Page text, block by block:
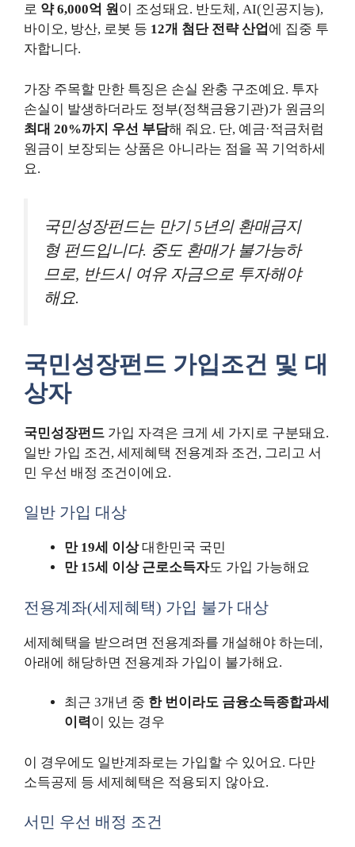
로 약 6,000억 원이 조성돼요. 반도체, AI(인공지능),
바이오, 방산, 로봇 등 12개 첨단 전략 산업 에 집중 투
자합니다.
가장 주목할 만한 특징은 손실 완충 구조예요. 투자
손실이 발생하더라도 정부(정책금융기관)가 원금의
최대 20%까지 우선 부담해 줘요. 단, 예금·적금처럼
원금이 보장되는 상품은 아니라는 점을 꼭 기억하세
요.
국민성장펀드는 만기 5년의 환매금지
형 펀드입니다. 중도 환매가 불가능하
므로, 반드시 여유 자금으로 투자해야
해요.
국민성장펀드 가입조건 및 대
상자
국민성장펀드 가입 자격은 크게 세 가지로 구분돼요.
일반 가입 조건, 세제혜택 전용계좌 조건, 그리고 서
민 우선 배정 조건이에요.
일반 가입 대상
만 19세 이상대한민국 국민
만 15세 이상 근로소득자도 가입 가능해요
전용계좌(세제혜택) 가입 불가 대상
세제혜택을 받으려면 전용계좌를 개설해야 하는데,
아래에 해당하면 전용계좌 가입이 불가해요.
최근 3개년 중 한 번이라도 금융소득종합과세
이력이 있는 경우
이 경우에도 일반계좌로는 가입할 수 있어요. 다만
소득공제 등 세제혜택은 적용되지 않아요.
서민 우선 배정 조건